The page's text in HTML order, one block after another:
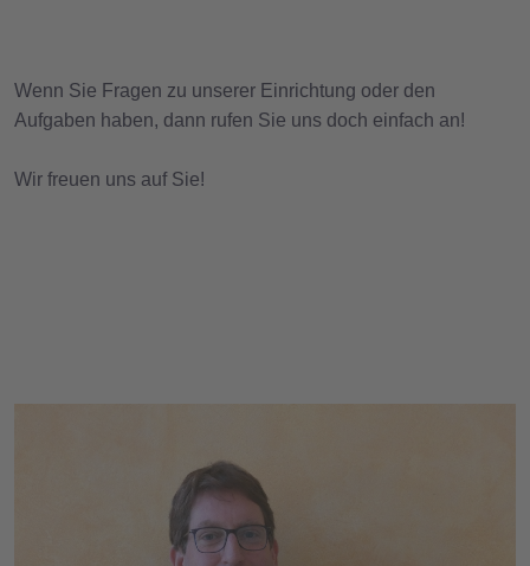
Wenn Sie Fragen zu unserer Einrichtung oder den
Aufgaben haben, dann rufen Sie uns doch einfach an!
Wir freuen uns auf Sie!